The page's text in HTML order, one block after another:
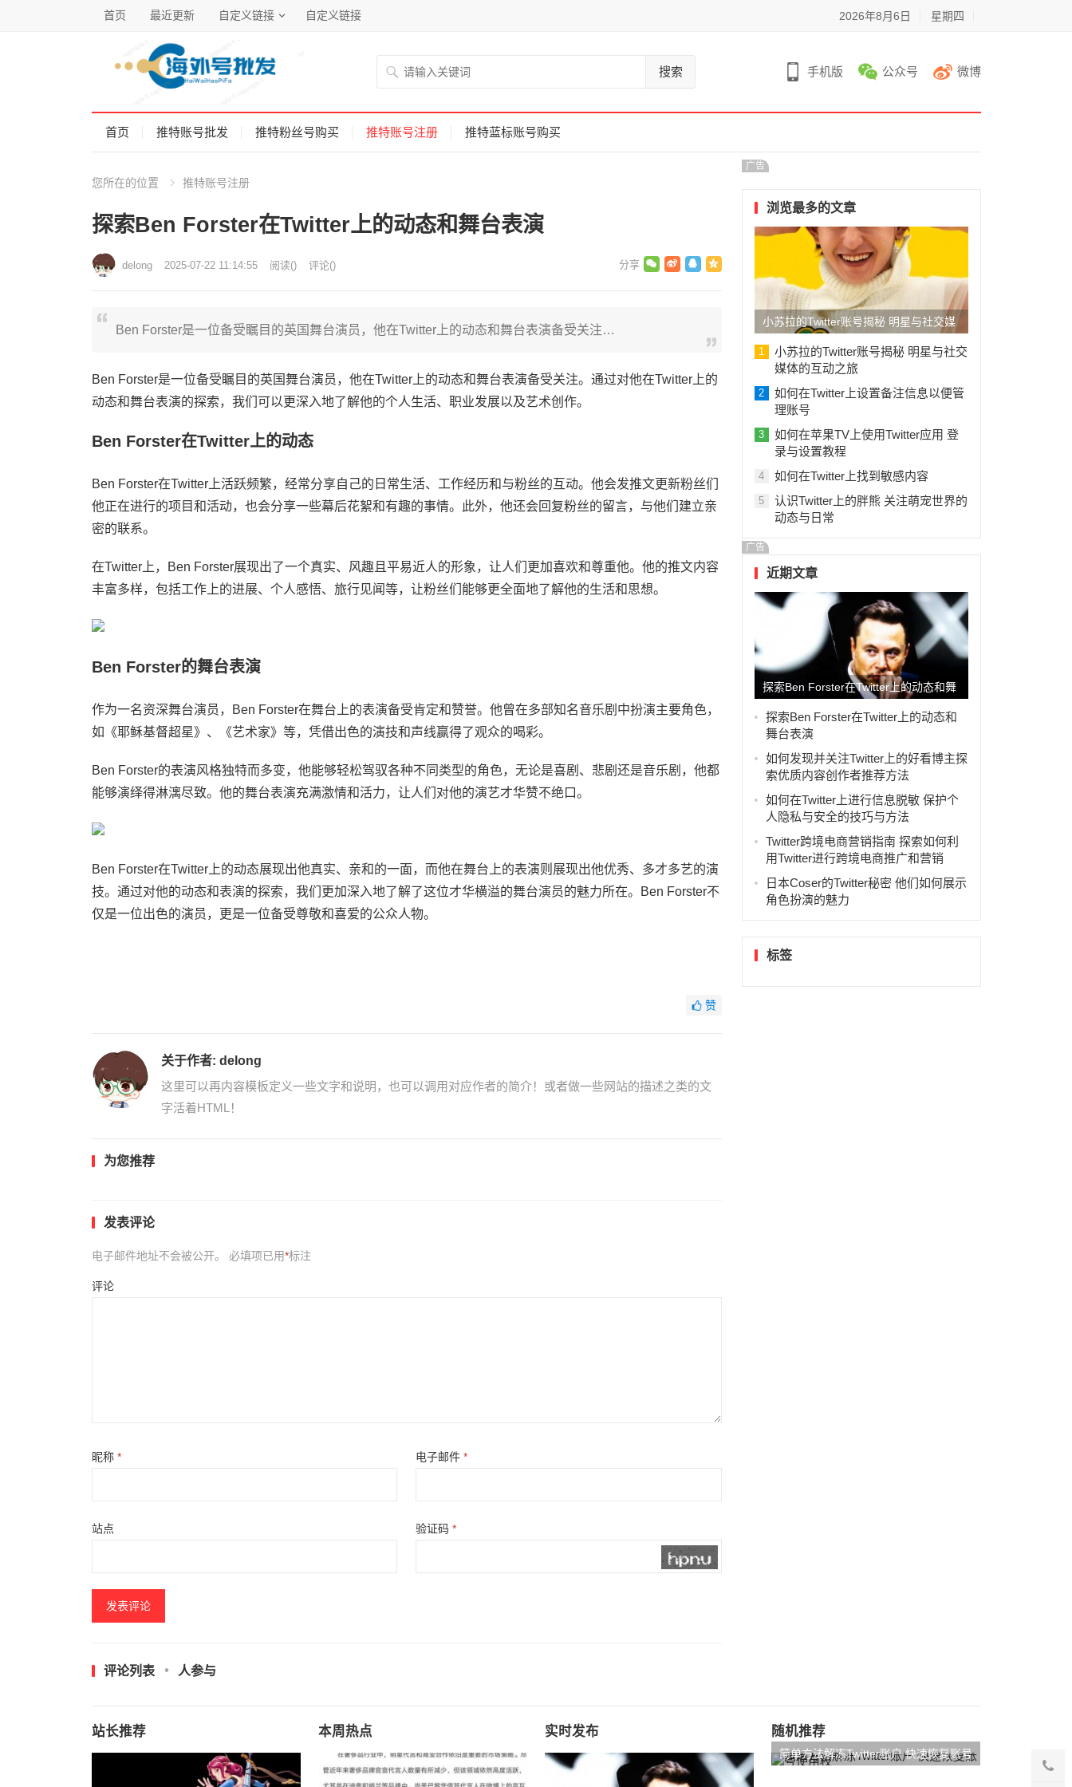
首页 最近更新 自定义链接 自定义链接 2026年8月6日 星期四
搜索 手机版 公众号 微博
首页 推特账号批发 推特粉丝号购买 推特账号注册 推特蓝标账号购买
您所在的位置 推特账号注册
探索Ben Forster在Twitter上的动态和舞台表演
delong 2025-07-22 11:14:55 阅读() 评论()
Ben Forster是一位备受瞩目的英国舞台演员，他在Twitter上的动态和舞台表演备受关注…
Ben Forster是一位备受瞩目的英国舞台演员，他在Twitter上的动态和舞台表演备受关注。通过对他在Twitter上的
动态和舞台表演的探索，我们可以更深入地了解他的个人生活、职业发展以及艺术创作。
Ben Forster在Twitter上的动态
Ben Forster在Twitter上活跃频繁，经常分享自己的日常生活、工作经历和与粉丝的互动。他会发推文更新粉丝们
他正在进行的项目和活动，也会分享一些幕后花絮和有趣的事情。此外，他还会回复粉丝的留言，与他们建立亲
密的联系。
在Twitter上，Ben Forster展现出了一个真实、风趣且平易近人的形象，让人们更加喜欢和尊重他。他的推文内容
丰富多样，包括工作上的进展、个人感悟、旅行见闻等，让粉丝们能够更全面地了解他的生活和思想。
Ben Forster的舞台表演
作为一名资深舞台演员，Ben Forster在舞台上的表演备受肯定和赞誉。他曾在多部知名音乐剧中扮演主要角色，
如《耶稣基督超星》、《艺术家》等，凭借出色的演技和声线赢得了观众的喝彩。
Ben Forster的表演风格独特而多变，他能够轻松驾驭各种不同类型的角色，无论是喜剧、悲剧还是音乐剧，他都
能够演绎得淋漓尽致。他的舞台表演充满激情和活力，让人们对他的演艺才华赞不绝口。
Ben Forster在Twitter上的动态展现出他真实、亲和的一面，而他在舞台上的表演则展现出他优秀、多才多艺的演
技。通过对他的动态和表演的探索，我们更加深入地了解了这位才华横溢的舞台演员的魅力所在。Ben Forster不
仅是一位出色的演员，更是一位备受尊敬和喜爱的公众人物。
赞
关于作者: delong
这里可以再内容模板定义一些文字和说明，也可以调用对应作者的简介！或者做一些网站的描述之类的文
字活着HTML！
为您推荐
发表评论
电子邮件地址不会被公开。 必填项已用*标注
评论
昵称 * 电子邮件*
站点 验证码*
评论列表 人参与
广告
浏览最多的文章
小苏拉的Twitter账号揭秘 明星与社交媒
体的互动之旅
1
小苏拉的Twitter账号揭秘 明星与社交
媒体的互动之旅
2
如何在Twitter上设置备注信息以便管
理账号
3
如何在苹果TV上使用Twitter应用 登
录与设置教程
4 如何在Twitter上找到敏感内容
5
认识Twitter上的胖熊 关注萌宠世界的
动态与日常
广告
近期文章
探索Ben Forster在Twitter上的动态和舞
台表演
探索Ben Forster在Twitter上的动态和
舞台表演
如何发现并关注Twitter上的好看博主探
索优质内容创作者推荐方法
如何在Twitter上进行信息脱敏 保护个
人隐私与安全的技巧与方法
Twitter跨境电商营销指南 探索如何利
用Twitter进行跨境电商推广和营销
日本Coser的Twitter秘密 他们如何展示
角色扮演的魅力
标签
站长推荐 本周热点 实时发布 随机推荐
简单方法解冻Twitter账户 快速恢复账号